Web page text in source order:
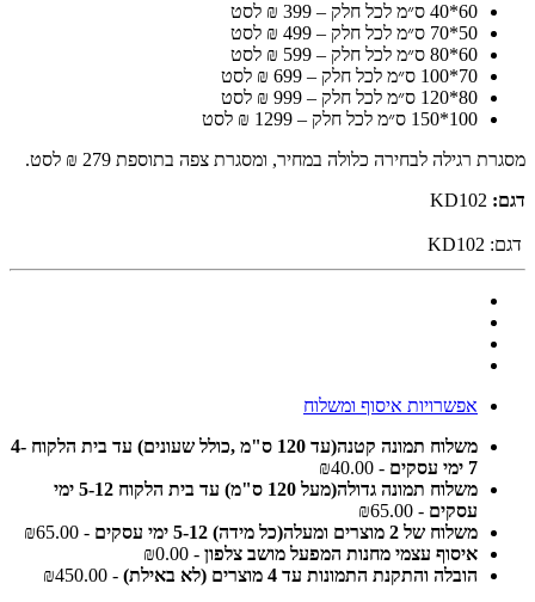
60*40 ס״מ לכל חלק – 399 ₪ לסט
50*70 ס״מ לכל חלק – 499 ₪ לסט
60*80 ס״מ לכל חלק – 599 ₪ לסט
70*100 ס״מ לכל חלק – 699 ₪ לסט
80*120 ס״מ לכל חלק – 999 ₪ לסט
100*150 ס״מ לכל חלק – 1299 ₪ לסט
מסגרת רגילה לבחירה כלולה במחיר, ומסגרת צפה בתוספת 279 ₪ לסט.
דגם:
דגם: KD102
אפשרויות איסוף ומשלוח
משלוח תמונה קטנה(עד 120 ס"מ ,כולל שעונים) עד בית הלקוח 4-
7 ימי עסקים
- ₪40.00
משלוח תמונה גדולה(מעל 120 ס"מ) עד בית הלקוח 5-12 ימי
עסקים - ₪65.00
משלוח של 2 מוצרים ומעלה(כל מידה) 5-12 ימי עסקים
- ₪65.00
איסוף עצמי מחנות המפעל מושב צלפון - ₪0.00
הובלה והתקנת התמונות עד 4 מוצרים (לא באילת)
- ₪450.00